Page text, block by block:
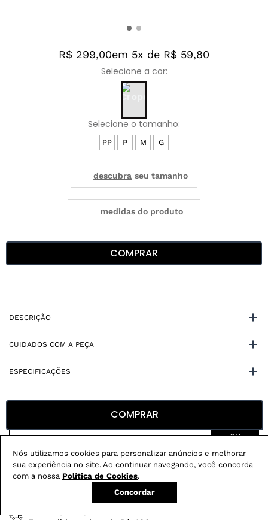
Nós utilizamos cookies para personalizar anúncios e melhorar
sua experiência no site. Ao continuar navegando, você concorda
com a nossa Política de Cookies.
Concordar
R$ 299,00em 5x de R$ 59,80
PP P M G
medidas do produto
COMPRAR
DESCRIÇÃO
CUIDADOS COM A PEÇA
ESPECIFICAÇÕES
Não sei meu CEP
benefícios:
FRETE GRÁTIS
COMPRAR